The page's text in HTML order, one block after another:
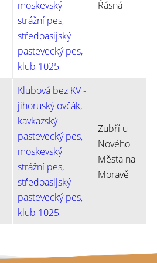
moskevský
strážní pes,
středoasijský
pastevecký pes,
klub 1025
Řásná
Klubová bez KV -
jihoruský ovčák,
kavkazský
pastevecký pes,
moskevský
strážní pes,
středoasijský
pastevecký pes,
klub 1025
Zubří u
Nového
Města na
Moravě